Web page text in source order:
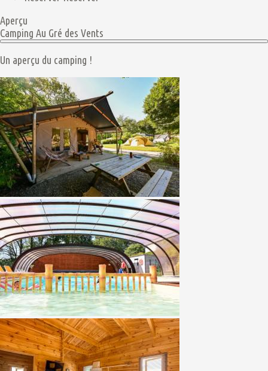
Aperçu
Camping Au Gré des Vents
Un aperçu du camping !